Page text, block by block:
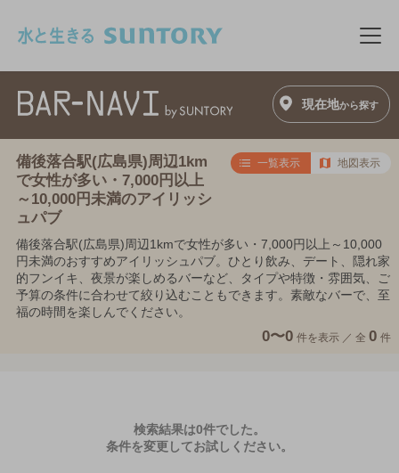
メ
現在地から探す
備後落合駅(広島県)周辺1km
で女性が多い・7,000円以上
～10,000円未満のアイリッシ
ュパブ
一覧表示 地図表示
備後落合駅(広島県)周辺1kmで女性が多い・7,000円以上～10,000
円未満のおすすめアイリッシュパブ。ひとり飲み、デート、隠れ家
的フンイキ、夜景が楽しめるバーなど、タイプや特徴・雰囲気、ご
予算の条件に合わせて絞り込むこともできます。素敵なバーで、至
福の時間を楽しんでください。
0〜0 件を表示 ／ 全 0 件
検索結果は0件でした。
条件を変更してお試しください。